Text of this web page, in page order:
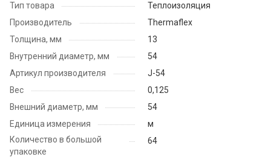
Тип товара
Теплоизоляция
Производитель
Thermaflex
Толщина, мм
13
Внутренний диаметр, мм
54
Артикул производителя
J-54
Вес
0,125
Внешний диаметр, мм
54
Единица измерения
м
Количество в большой
упаковке
64